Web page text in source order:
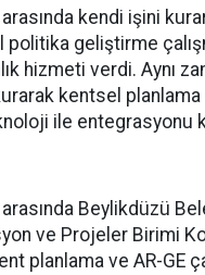
kendi işini
politika geliştirme
hizmeti verdi. Aynı
kentsel planlama
ile entegrasyonu
arasında Beylikdüzü
ve Projeler Birimi
planlama ve AR-GE